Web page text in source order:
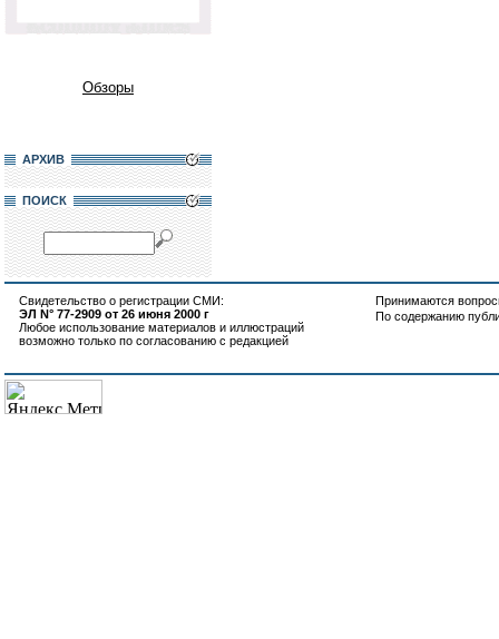
Обзоры
АРХИВ
ПОИСК
Свидетельство о регистрации СМИ:
ЭЛ N° 77-2909 от 26 июня 2000 г
Любое использование материалов и иллюстраций
возможно только по согласованию с редакцией
Принимаются
По содержанию